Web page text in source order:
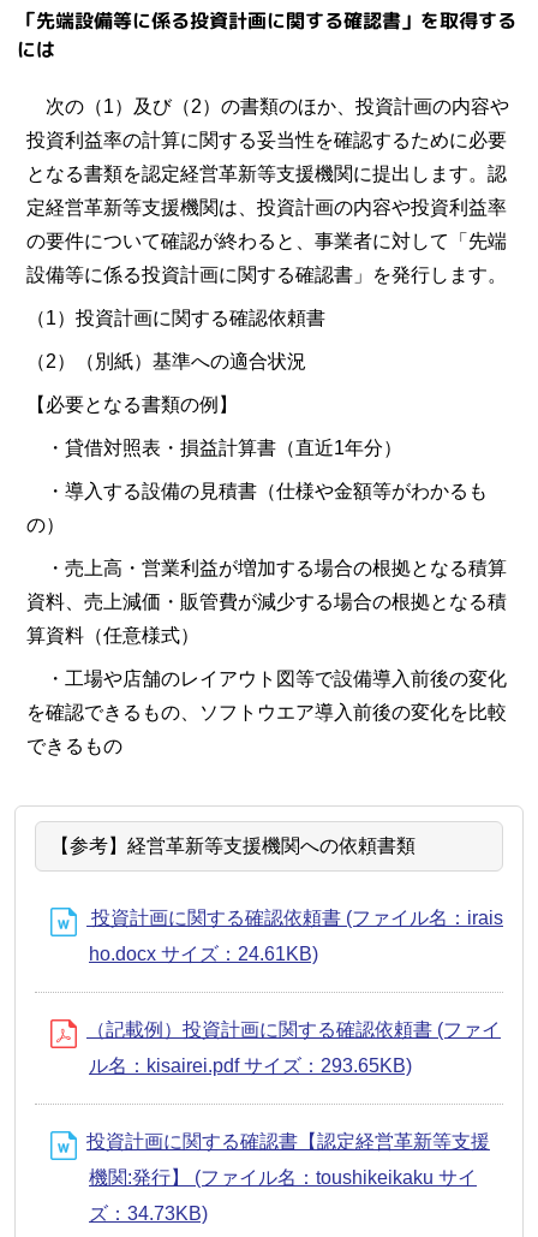
「先端設備等に係る投資計画に関する確認書」を取得する
には
次の（1）及び（2）の書類のほか、投資計画の内容や
投資利益率の計算に関する妥当性を確認するために必要
となる書類を認定経営革新等支援機関に提出します。認
定経営革新等支援機関は、投資計画の内容や投資利益率
の要件について確認が終わると、事業者に対して「先端
設備等に係る投資計画に関する確認書」を発行します。
（1）投資計画に関する確認依頼書
（2）（別紙）基準への適合状況
【必要となる書類の例】
・貸借対照表・損益計算書（直近1年分）
・導入する設備の見積書（仕様や金額等がわかるも
の）
・売上高・営業利益が増加する場合の根拠となる積算
資料、売上減価・販管費が減少する場合の根拠となる積
算資料（任意様式）
・工場や店舗のレイアウト図等で設備導入前後の変化
を確認できるもの、ソフトウエア導入前後の変化を比較
できるもの
【参考】経営革新等支援機関への依頼書類
投資計画に関する確認依頼書 (ファイル名：irais
ho.docx サイズ：24.61KB)
（記載例）投資計画に関する確認依頼書 (ファイ
ル名：kisairei.pdf サイズ：293.65KB)
投資計画に関する確認書【認定経営革新等支援
機関:発行】 (ファイル名：toushikeikaku サイ
ズ：34.73KB)